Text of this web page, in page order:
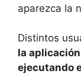
aparezca la
Distintos
la
ejecutando